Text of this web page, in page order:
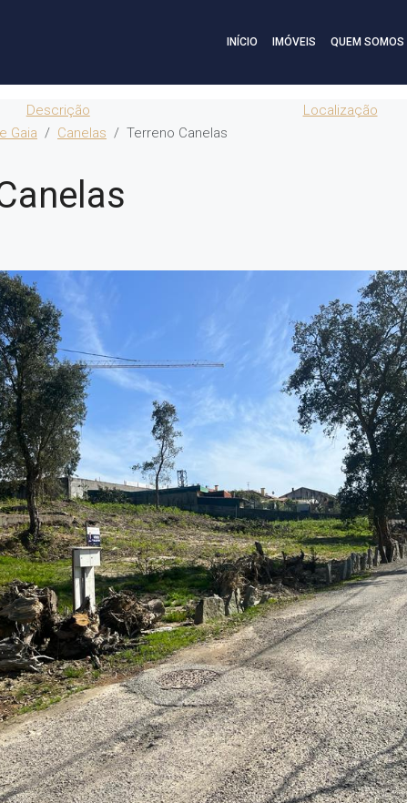
INÍCIO IMÓVEIS QUEM SOMOS
Descrição Localização
Gaia Canelas Terreno Canelas